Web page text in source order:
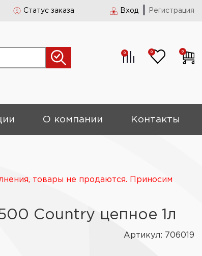
Статус заказа Вход Регистрация
0 0 0
О компании Контакты
товары не продаются. Приносим
Country цепное 1л
Артикул: 706019